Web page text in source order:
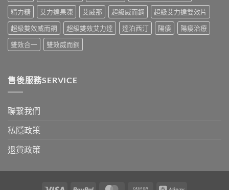
香
港
購
買
南〉
精力糖
艾力達果凍 艾威那 超級威而鋼
超級艾力達雙效片
超級雙效威而鋼
超級雙效艾力達 達泊西汀 陽痿
陽痿治療
雙效合一
雙效威而鋼
售後服務SERVICE
聯繫我們
私隱政策
退貨政策